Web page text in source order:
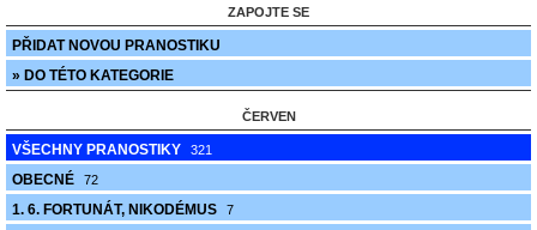
ZAPOJTE SE
PŘIDAT NOVOU PRANOSTIKU
» DO TÉTO KATEGORIE
ČERVEN
VŠECHNY PRANOSTIKY 321
OBECNÉ 72
1. 6. FORTUNÁT, NIKODÉMUS 7